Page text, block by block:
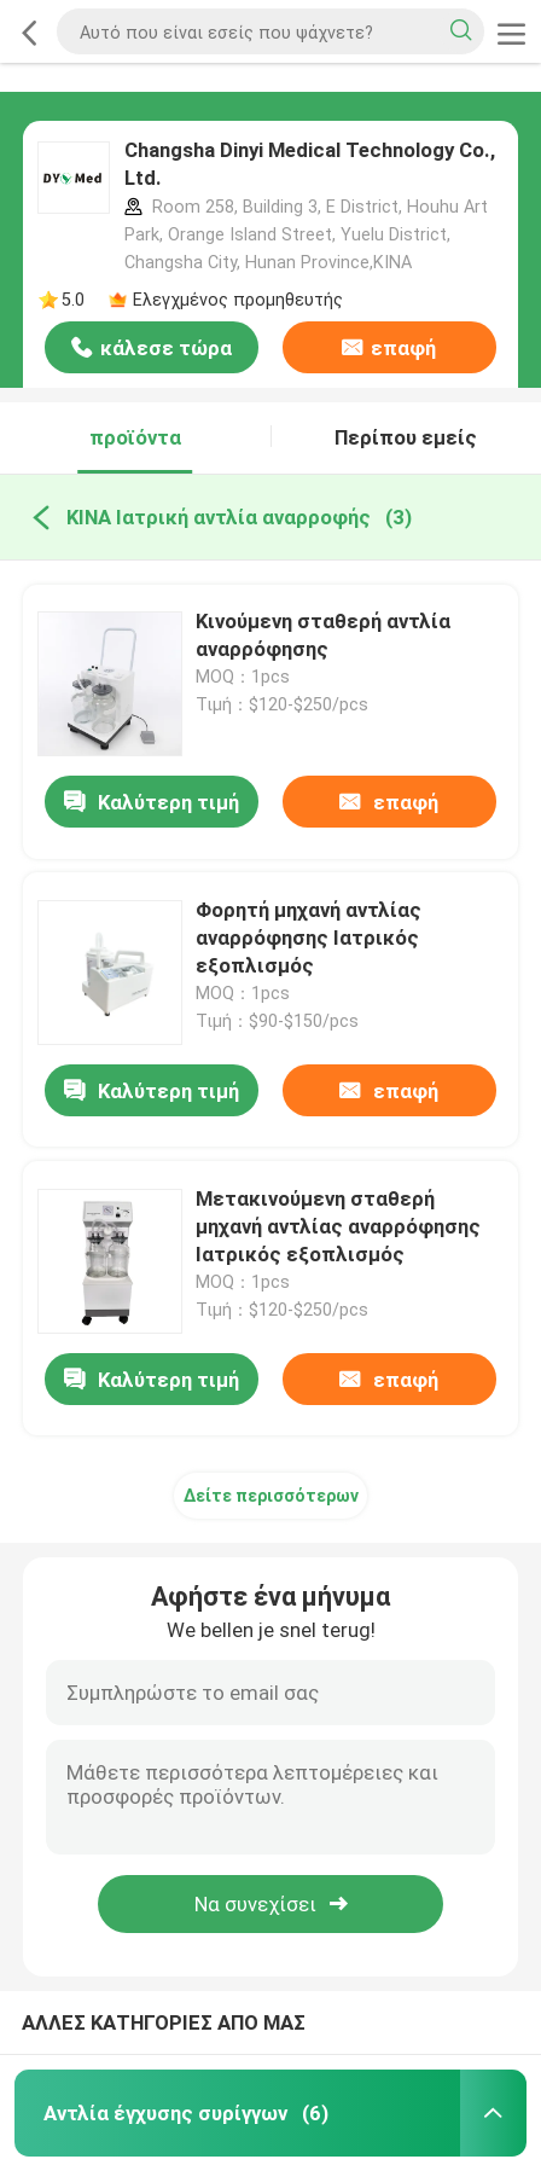
Changsha Dinyi Medical Technology Co.,
Ltd.
Room 258, Building 3, E District, Houhu Art
Park, Orange Island Street, Yuelu District,
Changsha City, Hunan Province,ΚΙΝΑ
5.0
Ελεγχμένος προμηθευτής
κάλεσε τώρα επαφή
προϊόντα Περίπου εμείς
ΚΙΝΑ Ιατρική αντλία αναρροφής (3)
Κινούμενη σταθερή αντλία
αναρρόφησης
MOQ：1pcs
Τιμή：$120-$250/pcs
Καλύτερη τιμή επαφή
Φορητή μηχανή αντλίας
αναρρόφησης Ιατρικός
εξοπλισμός
MOQ：1pcs
Τιμή：$90-$150/pcs
Καλύτερη τιμή επαφή
Μετακινούμενη σταθερή
μηχανή αντλίας αναρρόφησης
Ιατρικός εξοπλισμός
MOQ：1pcs
Τιμή：$120-$250/pcs
Καλύτερη τιμή επαφή
Δείτε περισσότερων
Αφήστε ένα μήνυμα
We bellen je snel terug!
ΑΛΛΕΣ ΚΑΤΗΓΟΡΙΕΣ ΑΠΟ ΜΑΣ
Αντλία έγχυσης συρίγγων (6)